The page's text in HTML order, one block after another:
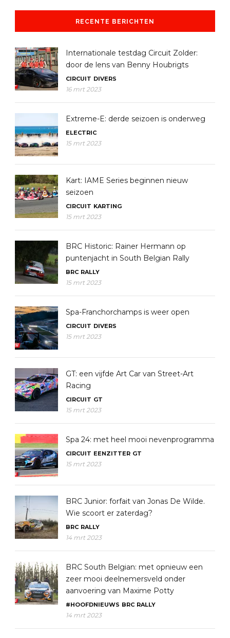
RECENTE BERICHTEN
Internationale testdag Circuit Zolder:
door de lens van Benny Houbrigts
CIRCUIT DIVERS
16 mrt 2023
Extreme-E: derde seizoen is onderweg
ELECTRIC
15 mrt 2023
Kart: IAME Series beginnen nieuw
seizoen
CIRCUIT KARTING
15 mrt 2023
BRC Historic: Rainer Hermann op
puntenjacht in South Belgian Rally
BRC RALLY
15 mrt 2023
Spa-Franchorchamps is weer open
CIRCUIT DIVERS
15 mrt 2023
GT: een vijfde Art Car van Street-Art
Racing
CIRCUIT GT
15 mrt 2023
Spa 24: met heel mooi nevenprogramma
CIRCUIT EENZITTER GT
15 mrt 2023
BRC Junior: forfait van Jonas De Wilde.
Wie scoort er zaterdag?
BRC RALLY
14 mrt 2023
BRC South Belgian: met opnieuw een
zeer mooi deelnemersveld onder
aanvoering van Maxime Potty
#HOOFDNIEUWS BRC RALLY
14 mrt 2023